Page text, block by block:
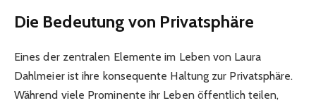
Die Bedeutung von Privatsphäre
Eines der zentralen Elemente im Leben von Laura
Dahlmeier ist ihre konsequente Haltung zur Privatsphäre.
Während viele Prominente ihr Leben öffentlich teilen,